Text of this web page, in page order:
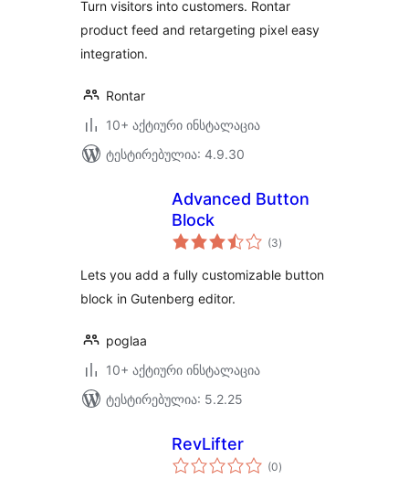
Turn visitors into customers. Rontar
product feed and retargeting pixel easy
integration.
Rontar
10+ აქტიური ინსტალაცია
ტესტირებულია: 4.9.30
Advanced Button
Block
(3საერთო
რეიტინგი
)
Lets you add a fully customizable button
block in Gutenberg editor.
poglaa
10+ აქტიური ინსტალაცია
ტესტირებულია: 5.2.25
RevLifter
(0საერთო
რეიტინგი
)